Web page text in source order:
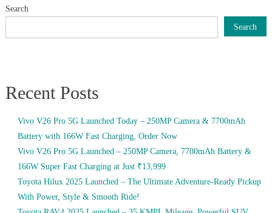
Search
Search
Recent Posts
Vivo V26 Pro 5G Launched Today – 250MP Camera & 7700mAh
Battery with 166W Fast Charging, Order Now
Vivo V26 Pro 5G Launched – 250MP Camera, 7700mAh Battery &
166W Super Fast Charging at Just ₹13,999
Toyota Hilux 2025 Launched – The Ultimate Adventure-Ready Pickup
With Power, Style & Smooth Ride!